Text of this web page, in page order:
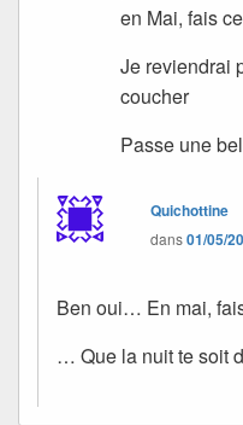
en Mai, fais
Je reviendrai
coucher
Passe une
Quichottine
dans01/05/
Ben oui… En mai,
… Que la nuit te soit